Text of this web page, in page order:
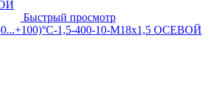
Быстрый просмотр
1,5-400-10-М18х1,5 ОСЕВОЙ